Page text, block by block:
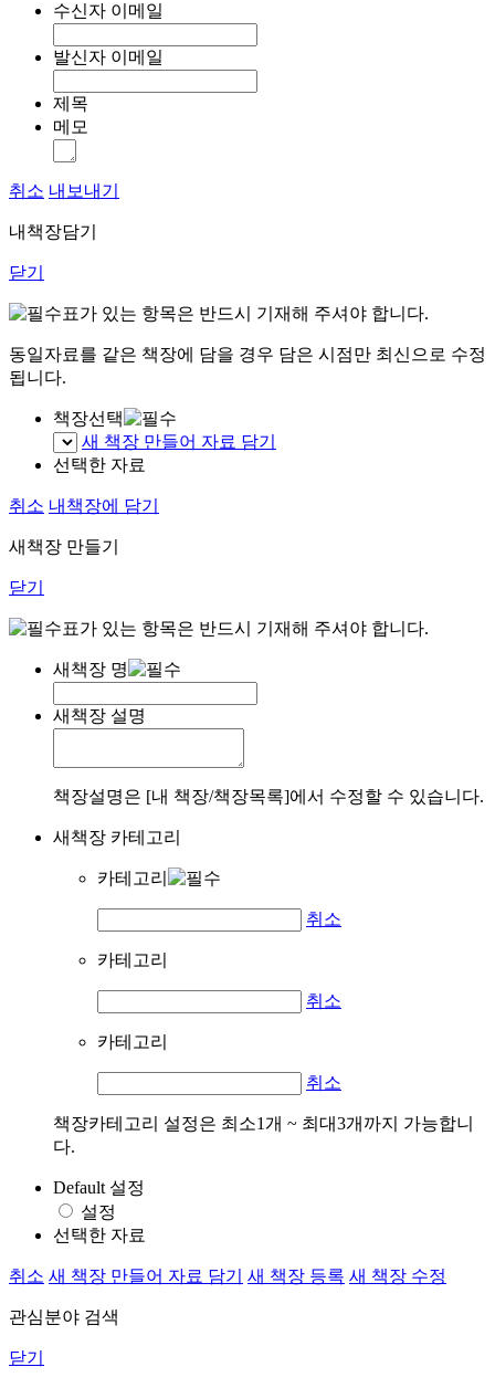
수신자 이메일
발신자 이메일
제목
메모
취소 내보내기
내책장담기
닫기
표가 있는 항목은 반드시 기재해 주셔야 합니다.
동일자료를 같은 책장에 담을 경우 담은 시점만 최신으로 수정
됩니다.
책장선택
새 책장 만들어 자료 담기
선택한 자료
취소 내책장에 담기
새책장 만들기
닫기
표가 있는 항목은 반드시 기재해 주셔야 합니다.
새책장 명
새책장 설명
책장설명은 [내 책장/책장목록]에서 수정할 수 있습니다.
새책장 카테고리
카테고리
취소
카테고리
취소
카테고리
취소
책장카테고리 설정은 최소1개 ~ 최대3개까지 가능합니
다.
Default 설정
설정
선택한 자료
취소 새 책장 만들어 자료 담기 새 책장 등록 새 책장 수정
관심분야 검색
닫기